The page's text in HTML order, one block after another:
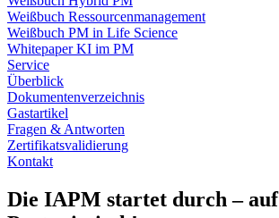
Weißbuch Ressourcenmanagement
Weißbuch PM in Life Science
Whitepaper KI im PM
Service
Überblick
Dokumentenverzeichnis
Gastartikel
Fragen & Antworten
Zertifikatsvalidierung
Kontakt
Die IAPM startet durch – auf